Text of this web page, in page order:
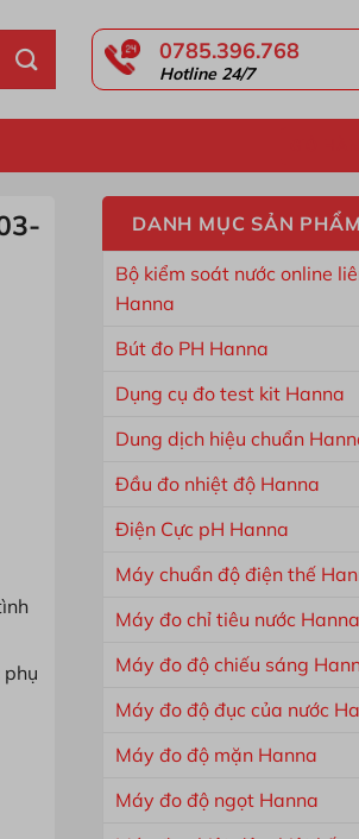
0785.396.768
Hotline 24/7
DANH MỤC SẢN PHẨM
Bộ kiểm soát nước online
Hanna
Bút đo PH Hanna
Dụng cụ đo test kit Hanna
Dung dịch hiệu chuẩn
Đầu đo nhiệt độ Hanna
Điện Cực pH Hanna
Máy chuẩn độ điện thế
Máy đo chỉ tiêu nước Hanna
Máy đo độ chiếu sáng
Máy đo độ đục của nước
Máy đo độ mặn Hanna
Máy đo độ ngọt Hanna